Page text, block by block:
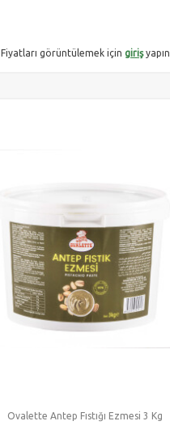
Fiyatları görüntülemek için girişyapın
Ovalette Antep Fıstığı Ezmesi 3 Kg